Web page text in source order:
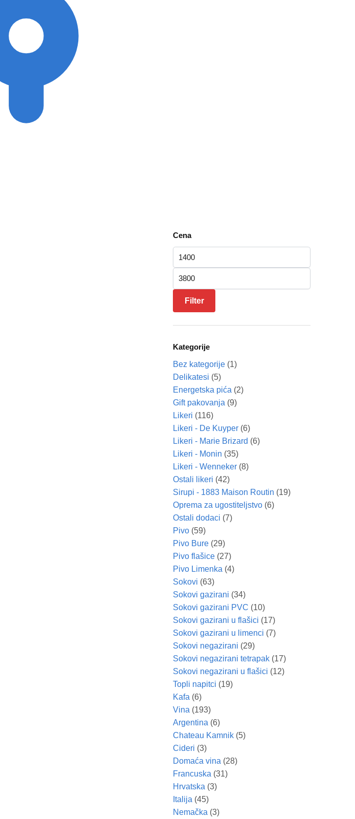
Cena
Minimalna cena
Maksimalna cena
Filter
Kategorije
Bez kategorije (1)
Delikatesi (5)
Energetska pića (2)
Gift pakovanja (9)
Likeri (116)
Likeri - De Kuyper (6)
Likeri - Marie Brizard (6)
Likeri - Monin (35)
Likeri - Wenneker (8)
Ostali likeri (42)
Sirupi - 1883 Maison Routin (19)
Oprema za ugostiteljstvo (6)
Ostali dodaci (7)
Pivo (59)
Pivo Bure (29)
Pivo flašice (27)
Pivo Limenka (4)
Sokovi (63)
Sokovi gazirani (34)
Sokovi gazirani PVC (10)
Sokovi gazirani u flašici (17)
Sokovi gazirani u limenci (7)
Sokovi negazirani (29)
Sokovi negazirani tetrapak (17)
Sokovi negazirani u flašici (12)
Topli napitci (19)
Kafa (6)
Vina (193)
Argentina (6)
Chateau Kamnik (5)
Cideri (3)
Domaća vina (28)
Francuska (31)
Hrvatska (3)
Italija (45)
Nemačka (3)